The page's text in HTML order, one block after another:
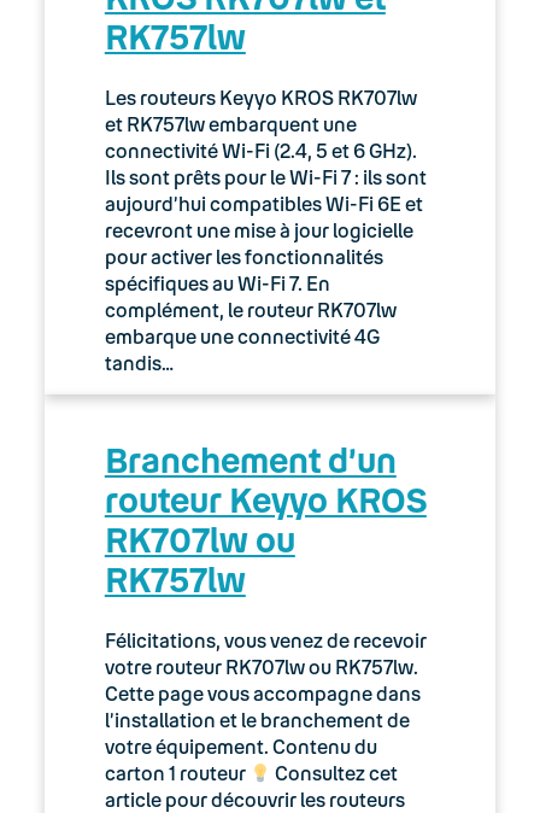
03. Accès Internet
04. Téléphonie fixe
05. Téléphonie Mobile
06. Cybersécurité
Keyyo Connect
Keyyo Visio
RK757lw
Les routeurs Keyyo KROS RK707lw
et RK757lw embarquent une
connectivité Wi-Fi (2.4, 5 et 6 GHz).
Ils sont prêts pour le Wi-Fi 7 : ils sont
aujourd’hui compatibles Wi-Fi 6E et
recevront une mise à jour logicielle
pour activer les fonctionnalités
spécifiques au Wi-Fi 7. En
complément, le routeur RK707lw
embarque une connectivité 4G
tandis…
Branchement d’un
routeur Keyyo KROS
RK707lw ou
RK757lw
Félicitations, vous venez de recevoir
votre routeur RK707lw ou RK757lw.
Cette page vous accompagne dans
l’installation et le branchement de
votre équipement. Contenu du
carton 1 routeur
Consultez cet
article pour découvrir les routeurs